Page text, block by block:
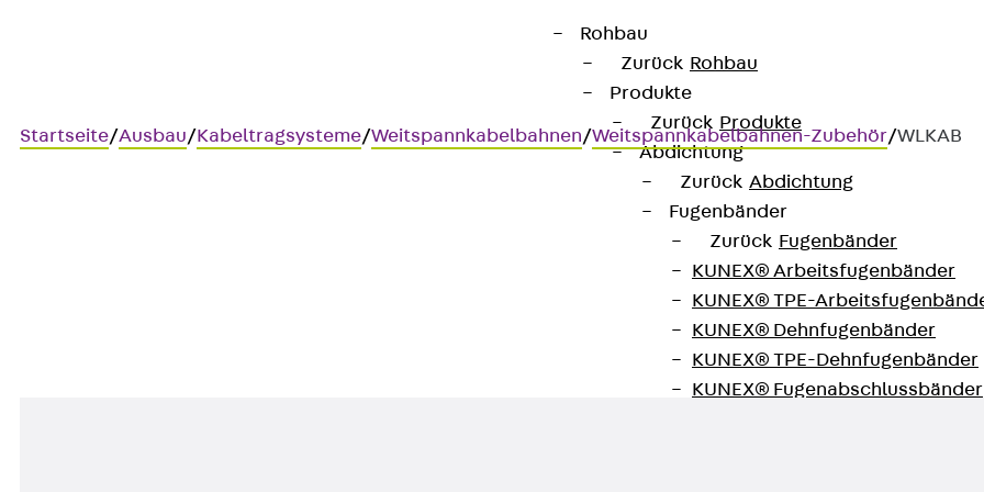
Rohbau
Zurück Rohbau
Produkte
Zurück Produkte
Abdichtung
Zurück Abdichtung
Fugenbänder
Zurück Fugenbänder
KUNEX® Arbeitsfugenbänder
KUNEX® TPE-
KUNEX® Dehnfugenbänder
KUNEX® TPE-Dehnfugenbänder
KUNEX® Fugenabschlussbänder
Startseite/Ausbau/Kabeltragsysteme/Weitspannkabelbahnen/Weitspannkabelbahnen-Zubehör/WLKAB